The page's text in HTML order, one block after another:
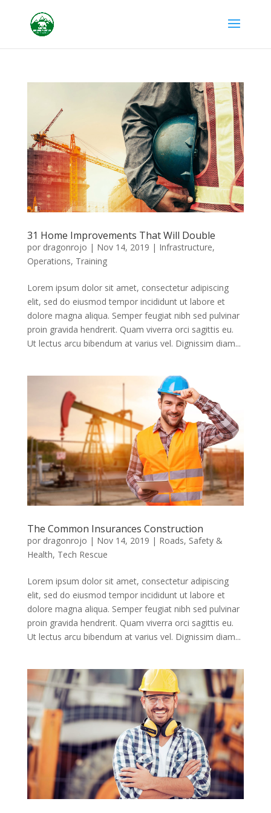
31 Home Improvements That Will Double
por dragonrojo | Nov 14, 2019 | Infrastructure,
Operations, Training
Lorem ipsum dolor sit amet, consectetur adipiscing
elit, sed do eiusmod tempor incididunt ut labore et
dolore magna aliqua. Semper feugiat nibh sed pulvinar
proin gravida hendrerit. Quam viverra orci sagittis eu.
Ut lectus arcu bibendum at varius vel. Dignissim diam...
The Common Insurances Construction
por dragonrojo | Nov 14, 2019 | Roads, Safety &
Health, Tech Rescue
Lorem ipsum dolor sit amet, consectetur adipiscing
elit, sed do eiusmod tempor incididunt ut labore et
dolore magna aliqua. Semper feugiat nibh sed pulvinar
proin gravida hendrerit. Quam viverra orci sagittis eu.
Ut lectus arcu bibendum at varius vel. Dignissim diam...